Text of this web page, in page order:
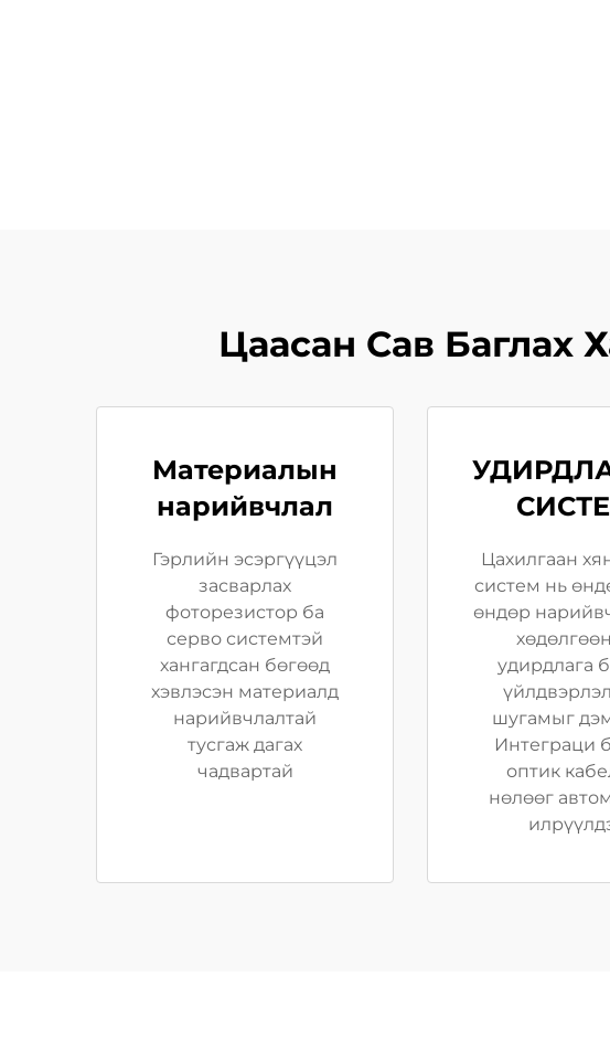
Цаасан Сав Баглах
Материалын
нарийвчлал
Гэрлийн эсэргүүцэл
засварлах
фоторезистор ба
серво системтэй
хангагдсан бөгөөд
хэвлэсэн материалд
нарийвчлалтай
тусгаж дагах
чадвартай
Цахилгаан
систем нь
өндөр
удирдлага
шугамыг
Интеграци
оптик
нөлөөг